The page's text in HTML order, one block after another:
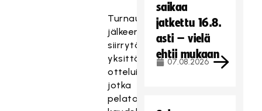
Turnauskierrosten
jälkeen
siirrytään
yksittäisiin
otteluihin,
jotka
pelataan
saikaa
jatkettu 16.8.
asti – vielä
ehtii mukaan
07.08.2026